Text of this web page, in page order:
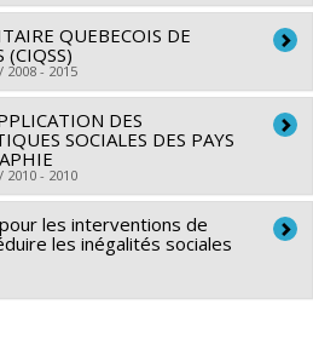
,Jennifer O'Loughlin,Chantal
de recherche en santé du
Raynault
Sylvestre
de recherche du Québec -
Partenariat IRSC - Recherche
des populations
QUEBECOIS DE
(CIQSS)
- 2015
Gauvreau
,Claudine Laurier, Robert
,Marcel Fournier
, Richard Ernest Tremblay
,Mona-Josée Gagnon,
,Mireille Cyr,Pierre Durand
DES
SOCIALES DES PAYS
- 2010
Raynault
les interventions de
les inégalités sociales